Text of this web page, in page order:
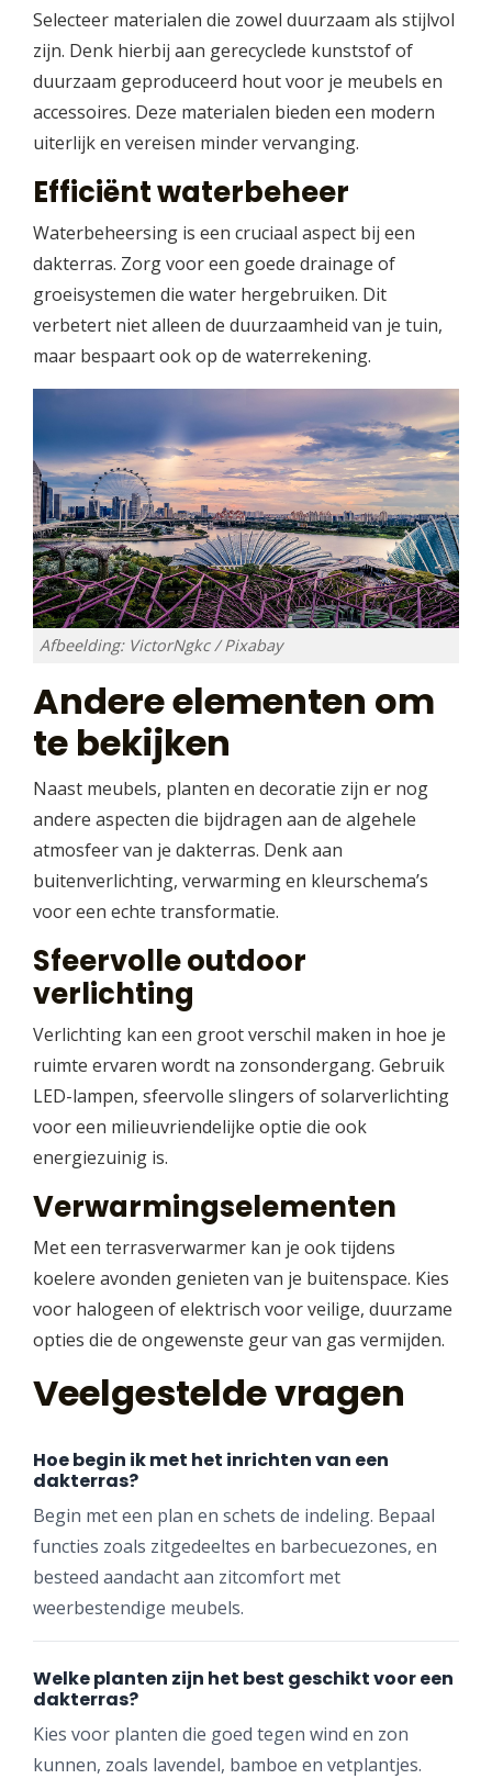
Selecteer materialen die zowel duurzaam als stijlvol
zijn. Denk hierbij aan gerecyclede kunststof of
duurzaam geproduceerd hout voor je meubels en
accessoires. Deze materialen bieden een modern
uiterlijk en vereisen minder vervanging.
Efficiënt waterbeheer
Waterbeheersing is een cruciaal aspect bij een
dakterras. Zorg voor een goede drainage of
groeisystemen die water hergebruiken. Dit
verbetert niet alleen de duurzaamheid van je tuin,
maar bespaart ook op de waterrekening.
Afbeelding: VictorNgkc / Pixabay
Andere elementen om
te bekijken
Naast meubels, planten en decoratie zijn er nog
andere aspecten die bijdragen aan de algehele
atmosfeer van je dakterras. Denk aan
buitenverlichting, verwarming en kleurschema’s
voor een echte transformatie.
Sfeervolle outdoor
verlichting
Verlichting kan een groot verschil maken in hoe je
ruimte ervaren wordt na zonsondergang. Gebruik
LED-lampen, sfeervolle slingers of solarverlichting
voor een milieuvriendelijke optie die ook
energiezuinig is.
Verwarmingselementen
Met een terrasverwarmer kan je ook tijdens
koelere avonden genieten van je buitenspace. Kies
voor halogeen of elektrisch voor veilige, duurzame
opties die de ongewenste geur van gas vermijden.
Veelgestelde vragen
Hoe begin ik met het inrichten van een
dakterras?
Begin met een plan en schets de indeling. Bepaal
functies zoals zitgedeeltes en barbecuezones, en
besteed aandacht aan zitcomfort met
weerbestendige meubels.
Welke planten zijn het best geschikt voor een
dakterras?
Kies voor planten die goed tegen wind en zon
kunnen, zoals lavendel, bamboe en vetplantjes.